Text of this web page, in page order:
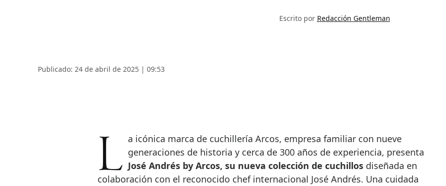
Escrito por Redacción Gentleman
Publicado: 24 de abril de 2025 | 09:53
La icónica marca de cuchillería Arcos, empresa familiar con nueve generaciones de historia y cerca de 300 años de experiencia, presenta
José Andrés by Arcos, su nueva colección de cuchillosdiseñada en
colaboración con el reconocido chef internacional José Andrés. Una cuidada